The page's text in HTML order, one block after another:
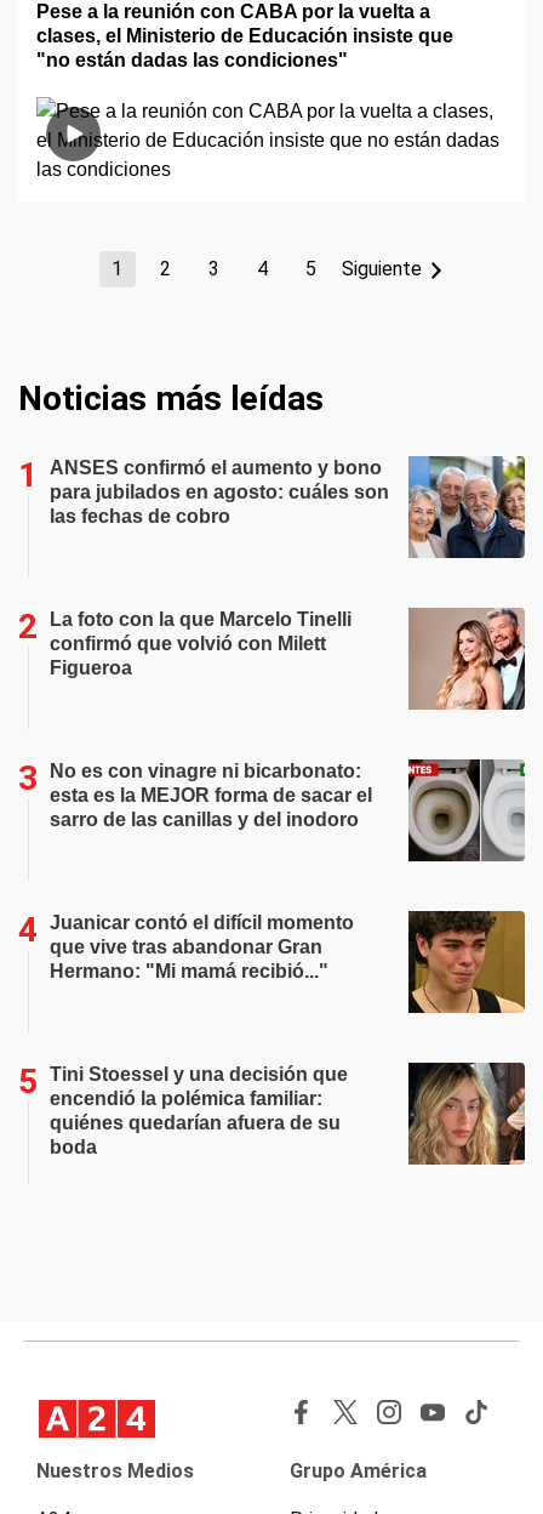
Pese a la reunión con CABA por la vuelta a
clases, el Ministerio de Educación insiste que
"no están dadas las condiciones"
1 2 3 4 5 Siguiente
Noticias más leídas
ANSES confirmó el aumento y bono
para jubilados en agosto: cuáles son
las fechas de cobro
La foto con la que Marcelo Tinelli
confirmó que volvió con Milett
Figueroa
No es con vinagre ni bicarbonato:
esta es la MEJOR forma de sacar el
sarro de las canillas y del inodoro
Juanicar contó el difícil momento
que vive tras abandonar Gran
Hermano: "Mi mamá recibió..."
Tini Stoessel y una decisión que
encendió la polémica familiar:
quiénes quedarían afuera de su
boda
Nuestros Medios Grupo América